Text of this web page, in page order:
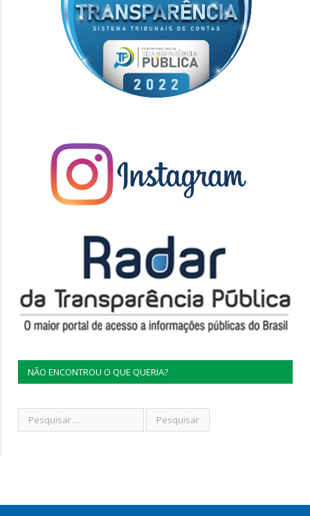
NÃO ENCONTROU O QUE QUERIA?